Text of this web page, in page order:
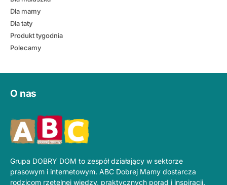
Dla mamy
Dla taty
Produkt tygodnia
Polecamy
O nas
Grupa DOBRY DOM to zespół działający w sektorze
prasowym i internetowym. ABC Dobrej Mamy dostarcza
rodzicom rzetelnej wiedzy, praktycznych porad i inspiracji.